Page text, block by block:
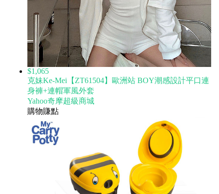
$1,065
克妹Ke-Mei【ZT61504】歐洲站 BOY潮感設計平口連
身褲+連帽軍風外套
Yahoo奇摩超級商城
購物賺點